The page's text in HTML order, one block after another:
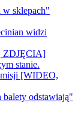
w sklepach"
widzi
ZDJĘCIA]
stanie.
[WIDEO,
balety odstawiają"